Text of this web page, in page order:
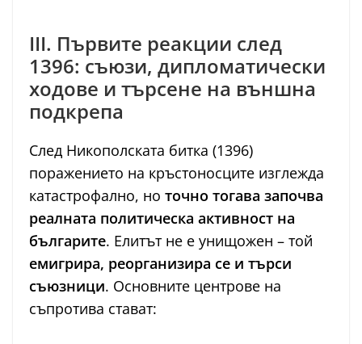
III. Първите реакции след
1396: съюзи, дипломатически
ходове и търсене на външна
подкрепа
След Никополската битка (1396)
поражението на кръстоносците изглежда
катастрофално, но точно тогава започва
реалната политическа активност на
българите. Елитът не е унищожен – той
емигрира, реорганизира се и търси
съюзници. Основните центрове на
съпротива стават: